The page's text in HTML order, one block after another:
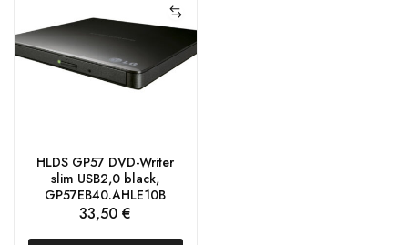
HLDS GP57 DVD-Writer
slim USB2,0 black,
GP57EB40.AHLE10B
33,50€